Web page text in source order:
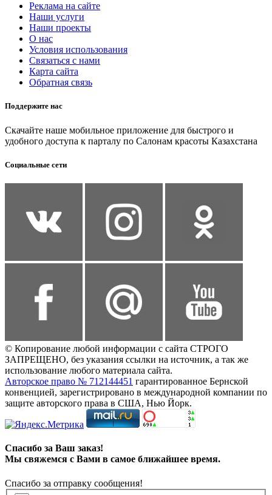
Реклама на сайте
Наши услуги
Наши проекты
О нас
Условия использования
Связаться с нами
Карта сайта
Обратная связь
Поддержите нас
Скачайте наше мобильное приложение для быстрого и
удобного доступа к парталу по Салонам красоты Казахстана
Социальные сети
© Копирование любой информации с сайта СТРОГО
ЗАПРЕЩЕНО, без указания ссылки на источник, а так же
использование любого материала сайта.
Авторское право № 712144451 гарантированное Бернской
конвенцией, зарегистрировано в международной компании по
защите авторского права в США, Нью Йорк.
Спасибо за Ваш заказ!
Мы свяжемся с Вами в самое ближайшее время.
Спасибо за отправку сообщения!